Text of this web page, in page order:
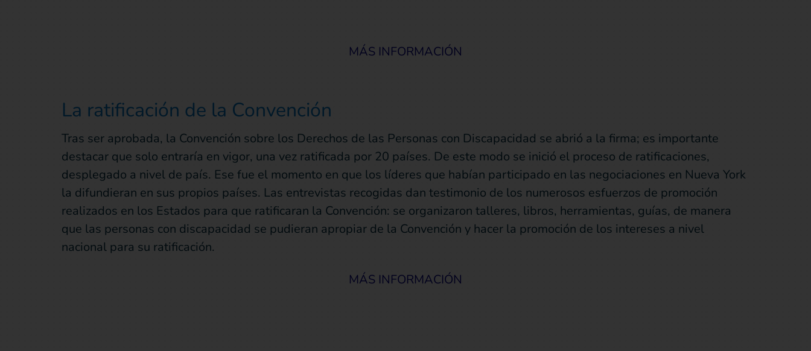
MÁS INFORMACIÓN
La ratificación de la Convención
Tras ser aprobada, la Convención sobre los Derechos de las Personas con Discapacidad se abrió a la firma; es importante
destacar que solo entraría en vigor, una vez ratificada por 20 países. De este modo se inició el proceso de ratificaciones,
desplegado a nivel de país. Ese fue el momento en que los líderes que habían participado en las negociaciones en Nueva York
la difundieran en sus propios países. Las entrevistas recogidas dan testimonio de los numerosos esfuerzos de promoción
realizados en los Estados para que ratificaran la Convención: se organizaron talleres, libros, herramientas, guías, de manera
que las personas con discapacidad se pudieran apropiar de la Convención y hacer la promoción de los intereses a nivel
nacional para su ratificación.
MÁS INFORMACIÓN